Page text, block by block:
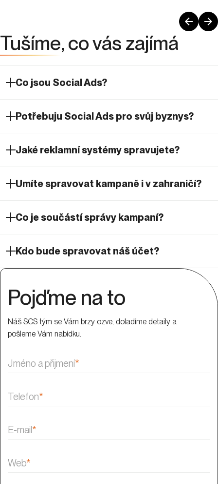
Tušíme, co vás zajímá
Co jsou Social Ads?
Potřebuju Social Ads pro svůj byznys?
Jaké reklamní systémy spravujete?
Umíte spravovat kampaně i v zahraničí?
Co je součástí správy kampaní?
Kdo bude spravovat náš účet?
Pojďme na to
Náš SCS tým se Vám brzy ozve, doladíme detaily a
pošleme Vám nabídku.
Jméno a přijmení*
Telefon*
E-mail*
Web*